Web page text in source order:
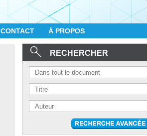
CONTACT À PROPOS
RECHERCHER